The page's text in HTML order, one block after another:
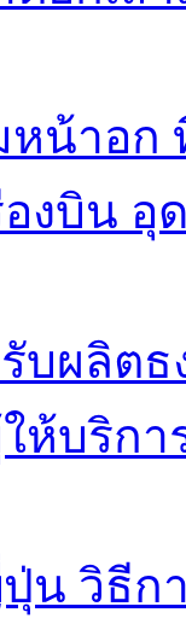
หน้าอ
งบิน อุ
บผลิต
ห้บริก
วิธีก